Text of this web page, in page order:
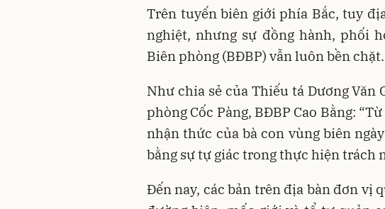
Trên tuyến biên giới phía Bắc, tuy
nghiệt, nhưng sự đồng hành, phối
Biên phòng (BĐBP) vẫn luôn bền chặt.
Như chia sẻ của Thiếu tá Dương
phòng Cốc Pàng, BĐBP Cao Bằng:
nhận thức của bà con vùng biên
bằng sự tự giác trong thực hiện trách
Đến nay, các bản trên địa bàn đơn vị